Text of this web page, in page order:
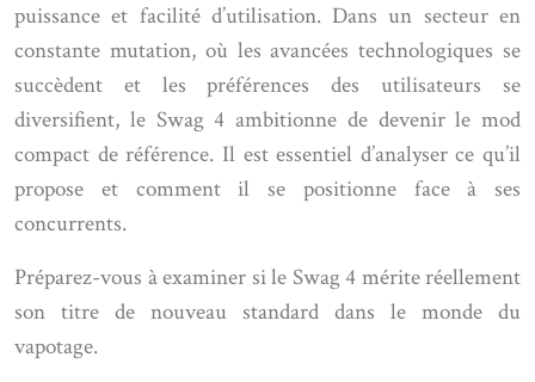
puissance et facilité d’utilisation. Dans un secteur en
constante mutation, où les avancées technologiques se
succèdent et les préférences des utilisateurs se
diversifient, le Swag 4 ambitionne de devenir le mod
compact de référence. Il est essentiel d’analyser ce qu’il
propose et comment il se positionne face à ses
concurrents.
Préparez-vous à examiner si le Swag 4 mérite réellement
son titre de nouveau standard dans le monde du
vapotage.